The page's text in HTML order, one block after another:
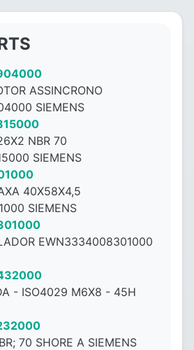
ASSINCRONO
SIEMENS
NBR 70
SIEMENS
40X58X4,5
SIEMENS
EWN3334008301000
- ISO4029 M6X8 - ​​45H
70 SHORE A SIEMENS